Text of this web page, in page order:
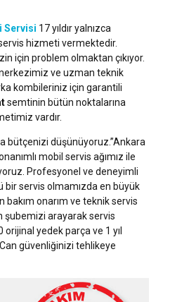
Servisi 17 yıldır yalnızca
hizmeti vermektedir.
için problem olmaktan çıkıyor.
ve uzman teknik
kombileriniz için garantili
semtinin bütün noktalarına
vardır.
bütçenizi düşünüyoruz.”Ankara
mobil servis ağımız ile
Profesyonel ve deneyimli
servis olmamızda en büyük
bakım onarım ve teknik servis
şubemizi arayarak servis
yedek parça ve 1 yıl
güvenliğinizi tehlikeye